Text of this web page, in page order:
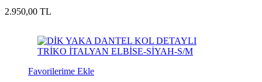
2.950,00 TL
Favorilerime Ekle